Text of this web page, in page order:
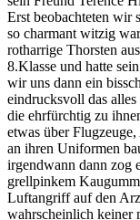
Erst beobachteten wir
so charmant witzig
rotharrige Thorsten
8.Klasse und hatte
wir uns dann ein
eindrucksvoll das
die ehrfürchtig zu
etwas über
an ihren Uniformen
irgendwann dann zog
grellpinkem
Luftangriff auf den
wahrscheinlich keiner